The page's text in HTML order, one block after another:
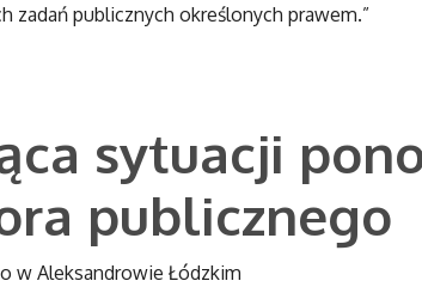
publicznych określonych prawem.”
sytuacji
publicznego
w Aleksandrowie Łódzkim